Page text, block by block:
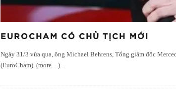
EUROCHAM CÓ CHỦ TỊCH MỚI
Ngày 31/3 vừa qua, ông Michael Behrens, Tổng giám đốc
(EuroCham). (more…)...